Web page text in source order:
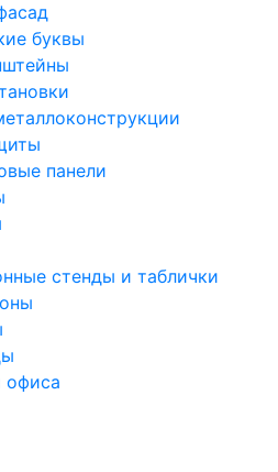
буквы
панели
стенды и таблички
офиса